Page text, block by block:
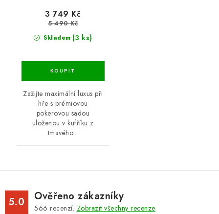
Skladem (3 ks)
3 749 Kč
5 490 Kč
Zažijte maximální luxus při
hře s prémiovou
pokerovou sadou
uloženou v kufříku z
tmavého...
5.0 Ověřeno zákazníky
566 recenzí. Zobrazit všechny recenze